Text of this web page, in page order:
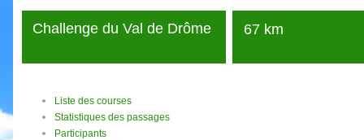
Challenge du Val de Drôme 67 km
Liste des courses
Statistiques des passages
Participants